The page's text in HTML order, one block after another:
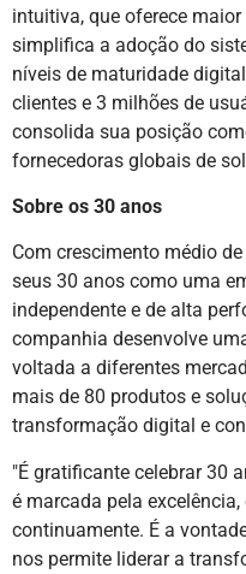
intuitiva, que oferece
simplifica a adoção do
níveis de maturidade
clientes e 3 milhões de
consolida sua posição
fornecedoras globais de
Sobre os 30 anos
Com crescimento médio
seus 30 anos como uma
independente e de alta
companhia desenvolve
voltada a diferentes
mais de 80 produtos e
transformação digital e
"É gratificante celebrar 30
é marcada pela
continuamente. É a
nos permite liderar a